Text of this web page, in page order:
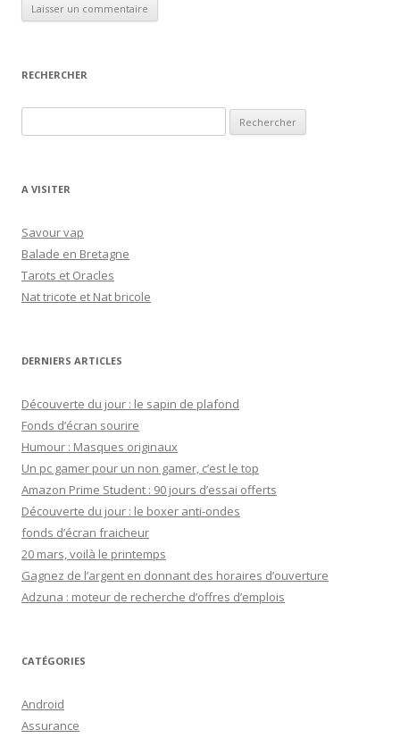
RECHERCHER
e
h
r
c
h
e
:
A VISITER
Savour vap
Balade en Bretagne
Tarots et Oracles
Nat tricote et Nat bricole
DERNIERS ARTICLES
Découverte du jour : le sapin de plafond
Fonds d’écran sourire
Humour : Masques originaux
Un pc gamer pour un non gamer, c’est le top
Amazon Prime Student : 90 jours d’essai offerts
Découverte du jour : le boxer anti-ondes
fonds d’écran fraicheur
20 mars, voilà le printemps
Gagnez de l’argent en donnant des horaires d’ouverture
Adzuna : moteur de recherche d’offres d’emplois
CATÉGORIES
Android
Assurance